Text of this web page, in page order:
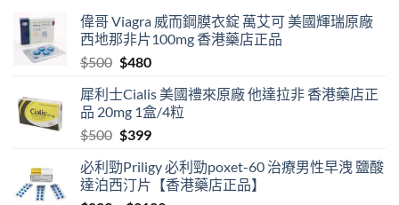
偉哥 Viagra 威而鋼膜衣錠 萬艾可 美國輝瑞原廠
西地那非片100mg 香港藥店正品
$500 Original
was:
$500.
$480Current
is:
$480.
犀利士Cialis 美國禮來原廠 他達拉非 香港藥店正
品 20mg 1盒/4粒
$500 Original
was:
$500.
$399Current
is:
$399.
必利勁Priligy 必利勁poxet-60 治療男性早洩 鹽酸
達泊西汀片【香港藥店正品】